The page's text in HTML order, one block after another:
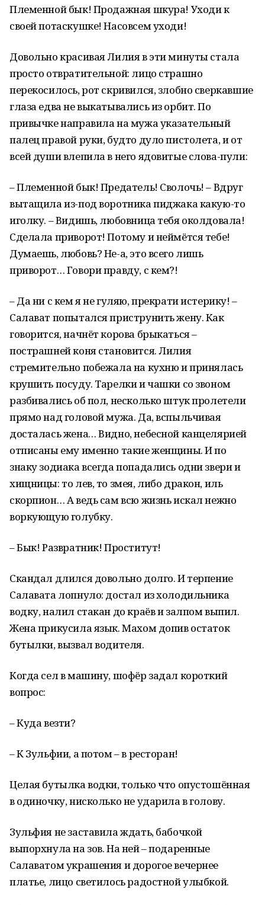
Племенной бык! Продажная шкура! Уходи к
своей потаскушке! Насовсем уходи!
Довольно красивая Лилия в эти минуты стала
просто отвратительной: лицо страшно
перекосилось, рот скривился, злобно сверкавшие
глаза едва не выкатывались из орбит. По
привычке направила на мужа указательный
палец правой руки, будто дуло пистолета, и от
всей души влепила в него ядовитые слова-пули:
– Племенной бык! Предатель! Сволочь! – Вдруг
вытащила из-под воротника пиджака какую-то
иголку. – Видишь, любовница тебя околдовала!
Сделала приворот! Потому и неймётся тебе!
Думаешь, любовь? Не-а, это всего лишь
приворот… Говори правду, с кем?!
– Да ни с кем я не гуляю, прекрати истерику! –
Салават попытался приструнить жену. Как
говорится, начнёт корова брыкаться –
пострашней коня становится. Лилия
стремительно побежала на кухню и принялась
крушить посуду. Тарелки и чашки со звоном
разбивались об пол, несколько штук пролетели
прямо над головой мужа. Да, вспыльчивая
досталась жена… Видно, небесной канцелярией
отписаны ему именно такие женщины. И по
знаку зодиака всегда попадались одни звери и
хищницы: то лев, то змея, либо дракон, иль
скорпион… А ведь сам всю жизнь искал нежно
воркующую голубку.
– Бык! Развратник! Проститут!
Скандал длился довольно долго. И терпение
Салавата лопнуло: достал из холодильника
водку, налил стакан до краёв и залпом выпил.
Жена прикусила язык. Махом допив остаток
бутылки, вызвал водителя.
Когда сел в машину, шофёр задал короткий
вопрос:
– Куда везти?
– К Зульфии, а потом – в ресторан!
Целая бутылка водки, только что опустошённая
в одиночку, нисколько не ударила в голову.
Зульфия не заставила ждать, бабочкой
выпорхнула на зов. На ней – подаренные
Салаватом украшения и дорогое вечернее
платье, лицо светилось радостной улыбкой.